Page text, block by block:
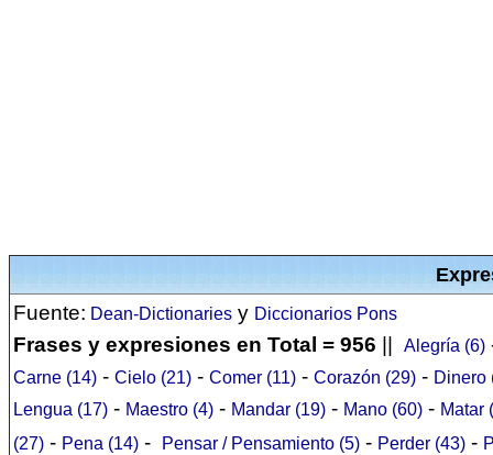
Fuente: Dean-Dictionaries y Diccionarios Pons
Frases y expresiones en Total = 956 Alegría (6)
Carne (14) - Cielo (21) - Comer (11) - Corazón (29) - Dinero
Lengua (17) - Maestro (4) - Mandar (19) - Mano (60) - Matar
(27) - Pena (14) - Pensar / Pensamiento (5) - Perder (43) -